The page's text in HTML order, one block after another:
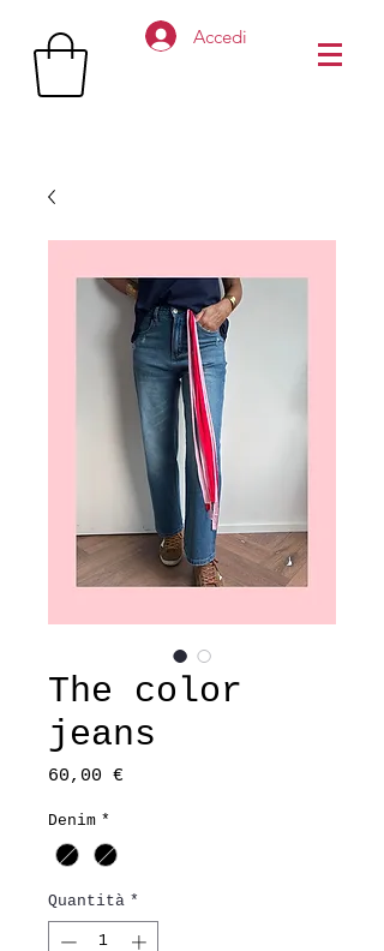
Accedi
The color
jeans
60,00 €
Denim *
Quantità *